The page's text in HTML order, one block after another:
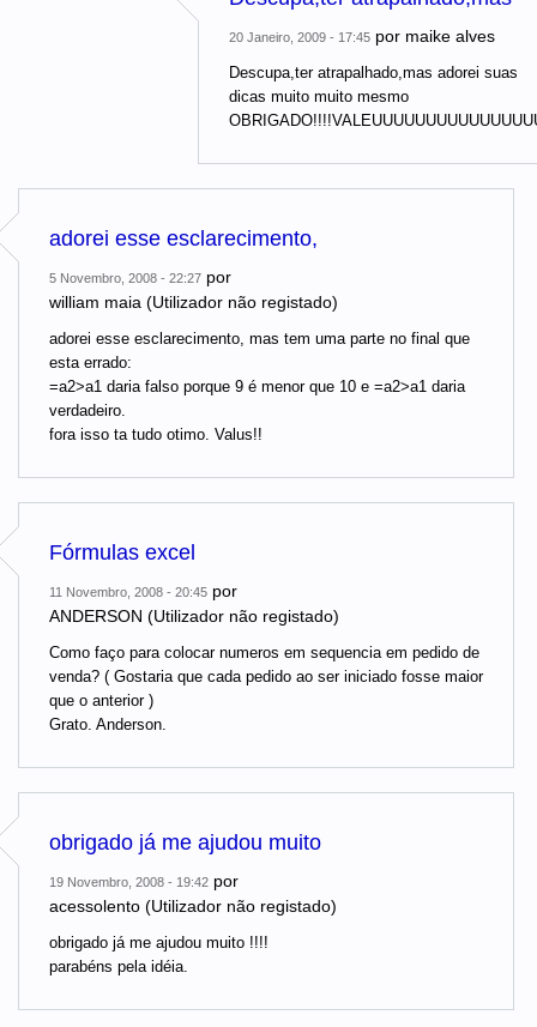
20 Janeiro, 2009 - 17:45 por maike alves
Descupa,ter atrapalhado,mas adorei suas
dicas muito muito mesmo
adorei esse esclarecimento,
5 Novembro, 2008 - 22:27 por
william maia (Utilizador não registado)
adorei esse esclarecimento, mas tem uma parte no final que
esta errado:
=a2>a1 daria falso porque 9 é menor que 10 e =a2>a1 daria
verdadeiro.
fora isso ta tudo otimo. Valus!!
Fórmulas excel
11 Novembro, 2008 - 20:45 por
ANDERSON (Utilizador não registado)
Como faço para colocar numeros em sequencia em pedido de
venda? ( Gostaria que cada pedido ao ser iniciado fosse maior
que o anterior )
Grato. Anderson.
obrigado já me ajudou muito
19 Novembro, 2008 - 19:42 por
acessolento (Utilizador não registado)
obrigado já me ajudou muito !!!!
parabéns pela idéia.